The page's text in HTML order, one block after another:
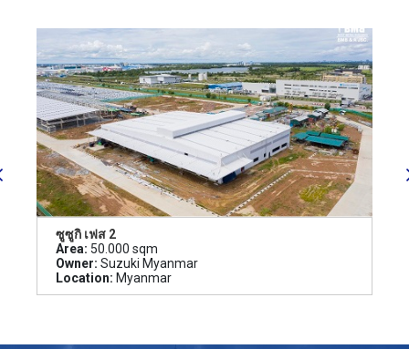
ซูซูกิ เฟส 2
Area: 50.000 sqm
Owner: Suzuki Myanmar
Location: Myanmar